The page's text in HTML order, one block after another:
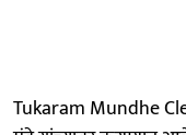
Tukaram Mundhe